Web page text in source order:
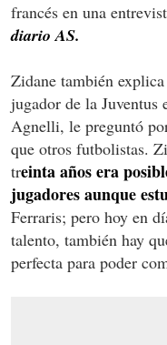
francés en una
diario AS.
Zidane también
jugador de la
Agnelli, le preguntó
que otros futbolistas.
treinta años era
jugadores aunque
Ferraris; pero hoy en
talento, también hay
perfecta para poder